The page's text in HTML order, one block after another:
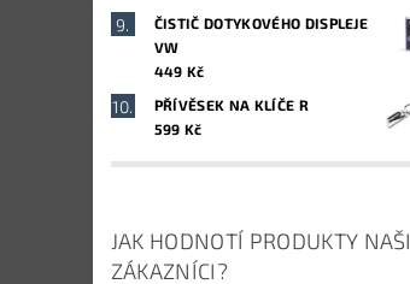
ČISTIČ DOTYKOVÉHO DISPLEJE
VW
449 Kč
PŘÍVĚSEK NA KLÍČE R
599 Kč
JAK HODNOTÍ PRODUKTY NAŠI
ZÁKAZNÍCI?